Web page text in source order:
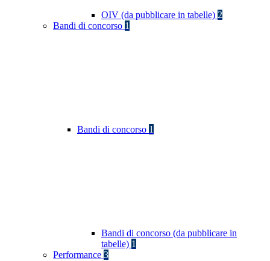
OIV (da pubblicare in tabelle) 2
Bandi di concorso 1
Bandi di concorso 1
Bandi di concorso (da pubblicare in
tabelle) 1
Performance 3